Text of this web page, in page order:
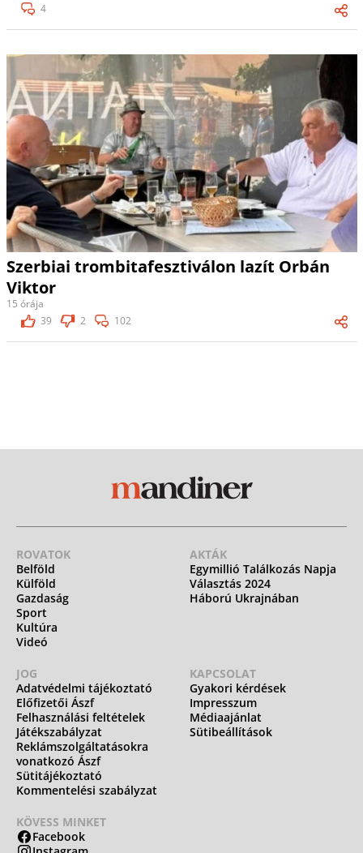
4
Szerbiai trombitafesztiválon lazít Orbán
Viktor
15 órája
39
2 102
ROVATOK
Belföld
Külföld
Gazdaság
Sport
Kultúra
Videó
AKTÁK
Egymillió Találkozás Napja
Választás 2024
Háború Ukrajnában
JOG
Adatvédelmi tájékoztató
Előfizetői Ászf
Felhasználási feltételek
Játékszabályzat
Reklámszolgáltatásokra
vonatkozó Ászf
Sütitájékoztató
Kommentelési szabályzat
KAPCSOLAT
Gyakori kérdések
Impresszum
Médiaajánlat
Sütibeállítások
KÖVESS MINKET
Facebook